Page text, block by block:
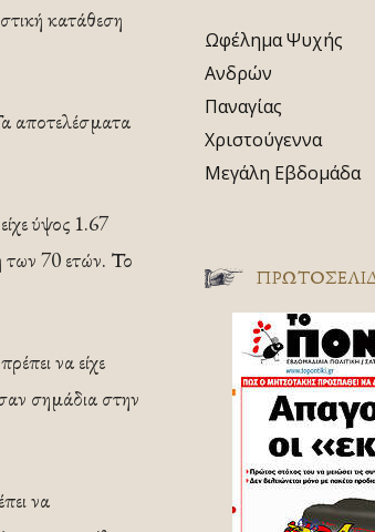
κατάθεση
αποτελέσματα
ύψος 1.67
των 70 ετών. Το
να είχε
σημάδια στην
να
Ωφέλημα Ψυχής
Ανδρών
Παναγίας
Χριστούγεννα
Μεγάλη Εβδομάδα